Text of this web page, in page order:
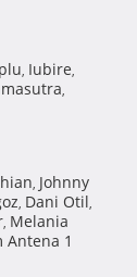
, Iubire,
,
, Johnny
, Dani Otil,
, Melania
Antena 1